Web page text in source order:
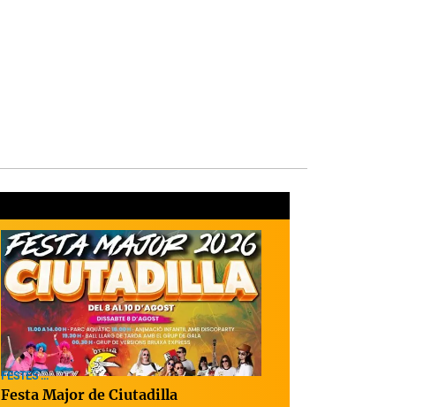
FESTES ...
Festa Major de Ciutadilla